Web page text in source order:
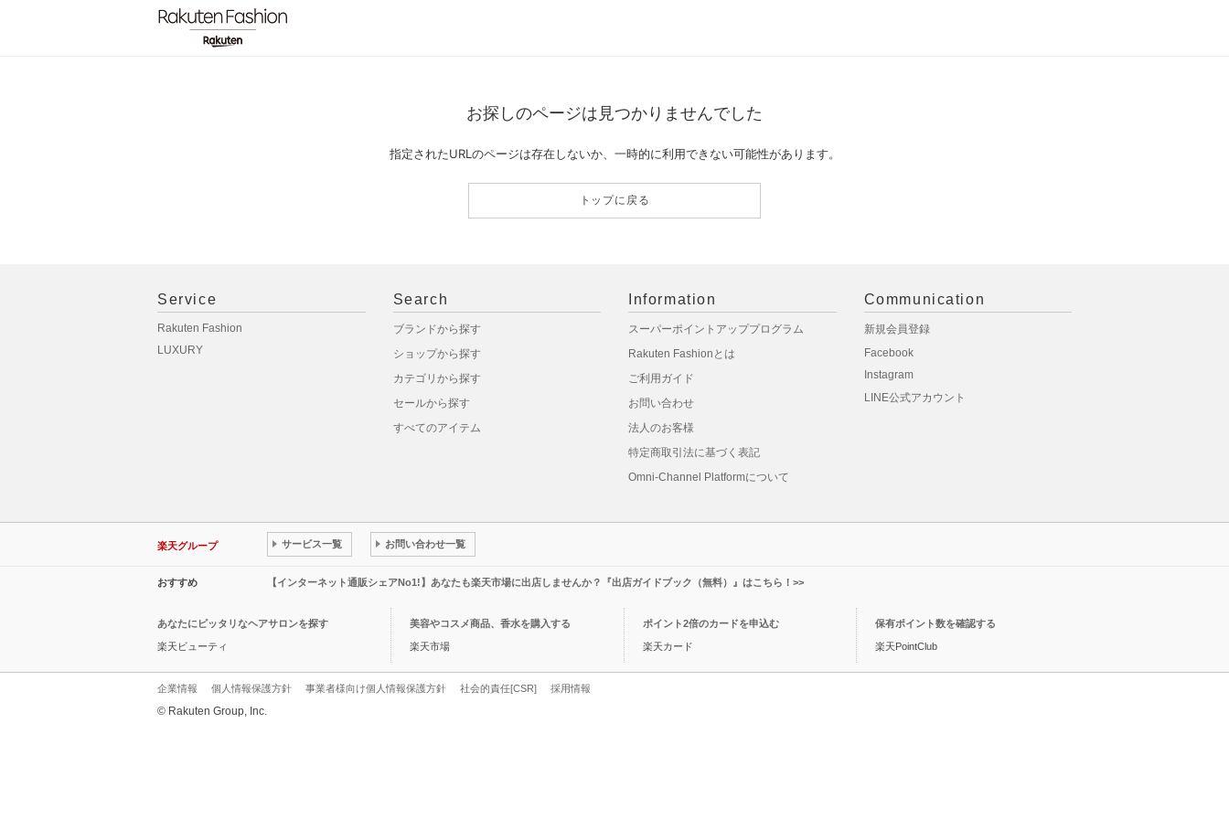
お探しのページは見つかりませんでした
指定されたURLのページは存在しないか、一時的に利用できない可能性があります。
トップに戻る
Service
Rakuten Fashion
LUXURY
Search
ブランドから探す
ショップから探す
カテゴリから探す
セールから探す
すべてのアイテム
Information
スーパーポイントアッププログラム
Rakuten Fashionとは
ご利用ガイド
お問い合わせ
法人のお客様
特定商取引法に基づく表記
Omni-Channel Platformについて
Communication
新規会員登録
Facebook
Instagram
LINE公式アカウント
楽天グループ サービス一覧 お問い合わせ一覧
おすすめ 【インターネット通販シェアNo1!】あなたも楽天市場に出店しませんか？『出店ガイドブック（無料）』はこちら！>>
あなたにピッタリなヘアサロンを探す
楽天ビューティ
美容やコスメ商品、香水を購入する
楽天市場
ポイント2倍のカードを申込む
楽天カード
保有ポイント数を確認する
楽天PointClub
企業情報 個人情報保護方針 事業者様向け個人情報保護方針 社会的責任[CSR] 採用情報
© Rakuten Group, Inc.